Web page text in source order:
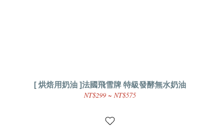
[ 烘焙用奶油 ]法國飛雪牌 特級發酵無水奶油
NT$299 ~ NT$575